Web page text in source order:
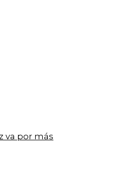
va por más